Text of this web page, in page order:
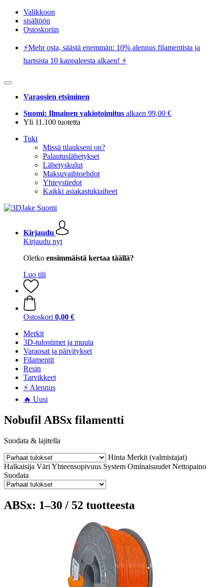
Valikkoon
sisältöön
Ostoskoriin
⚡️Mehr osta, säästä enemmän: 10% alennus filamentista ja
hartsista 10 kappaleesta alkaen! ⚡️
Varaosien etsiminen
Suomi: Ilmainen vakiotoimitus alkaen 99,00 €
Yli 11.100 tuotetta
Tuki
Missä tilaukseni on?
Palautuslähetykset
Lähetyskulut
Maksuvaihtoehdot
Yhteystiedot
Kaikki asiakastukiaiheet
Kirjaudu
Kirjaudu nyt
Oletko ensimmäistä kertaa täällä?
Luo tili
Ostoskori 0,00 €
Merkit
3D-tulostimet ja muuta
Varaosat ja päivitykset
Filamentit
Resin
Tarvikkeet
⚡ Alennus
🔥 Uusi
Nobufil ABSx filamentti
Suodata & lajitella
Hinta Merkit (valmistajat)
Halkaisija Väri Yhteensopivuus System Ominaisuudet Nettopaino
Suodata
ABSx: 1–30 / 52 tuotteesta